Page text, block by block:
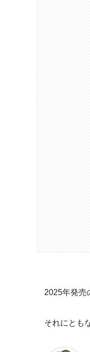
2025年発売
それにとも